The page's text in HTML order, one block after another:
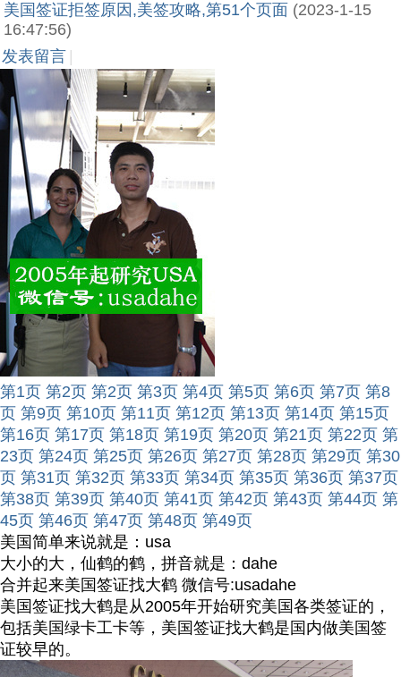
美国签证拒签原因,美签攻略,第51个页面 (2023-1-15
16:47:56)
发表留言
第1页 第2页 第2页 第3页 第4页 第5页 第6页 第7页 第8
页 第9页 第10页 第11页 第12页 第13页 第14页 第15页
第16页 第17页 第18页 第19页 第20页 第21页 第22页 第
23页 第24页 第25页 第26页 第27页 第28页 第29页 第30
页 第31页 第32页 第33页 第34页 第35页 第36页 第37页
第38页 第39页 第40页 第41页 第42页 第43页 第44页 第
45页 第46页 第47页 第48页 第49页
美国简单来说就是：usa
大小的大，仙鹤的鹤，拼音就是：dahe
合并起来美国签证找大鹤 微信号:usadahe
美国签证找大鹤是从2005年开始研究美国各类签证的，
包括美国绿卡工卡等，美国签证找大鹤是国内做美国签
证较早的。